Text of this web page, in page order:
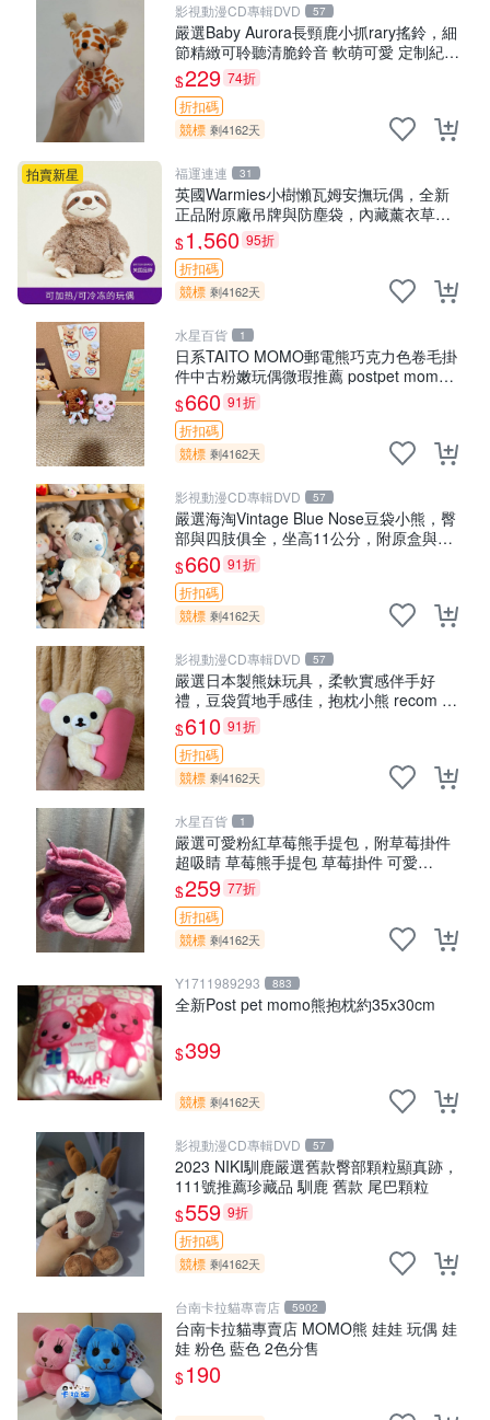
影視動漫CD專輯DVD 57
嚴選Baby Aurora長頸鹿小抓rary搖鈴，細
節精緻可聆聽清脆鈴音 軟萌可愛 定制紀念
金屬搖鈴 新手媽咪推薦 長頸鹿 抓rary 搖
鈴
$229 74折
折扣碼
競標 剩4162天
拍賣新星 福運連連 31
英國Warmies小樹懶瓦姆安撫玩偶，全新
正品附原廠吊牌與防塵袋，內藏薰衣草可
加熱，適合各個年齡層，冷暖兩用享受抱
抱樂趣，不容錯過嚴選好物 溫暖 冷感
$1,560 95折
折扣碼
競標 剩4162天
水星百貨 1
日系TAITO MOMO郵電熊巧克力色卷毛掛
件中古粉嫩玩偶微瑕推薦 postpet momo
郵電熊 中古玩偶
$660 91折
折扣碼
競標 剩4162天
影視動漫CD專輯DVD 57
嚴選海淘Vintage Blue Nose豆袋小熊，臀
部與四肢俱全，坐高11公分，附原盒與吊
牌收藏。藍鼻子小熊，值得擁有 玩具 憶熊
$660 91折
折扣碼
競標 剩4162天
影視動漫CD專輯DVD 57
嚴選日本製熊妹玩具，柔軟實感伴手好
禮，豆袋質地手感佳，抱枕小熊 recom 推
薦 白色豆袋 玩具
$610 91折
折扣碼
競標 剩4162天
水星百貨 1
嚴選可愛粉紅草莓熊手提包，附草莓掛件
超吸睛 草莓熊手提包 草莓掛件 可愛
portunese
$259 77折
折扣碼
競標 剩4162天
Y1711989293 883
全新Post pet momo熊抱枕約35x30cm
$399
競標 剩4162天
影視動漫CD專輯DVD 57
2023 NIKI馴鹿嚴選舊款臀部顆粒顯真跡，
111號推薦珍藏品 馴鹿 舊款 尾巴顆粒
$559 9折
折扣碼
競標 剩4162天
台南卡拉貓專賣店 5902
台南卡拉貓專賣店 MOMO熊 娃娃 玩偶 娃
娃 粉色 藍色 2色分售
$190